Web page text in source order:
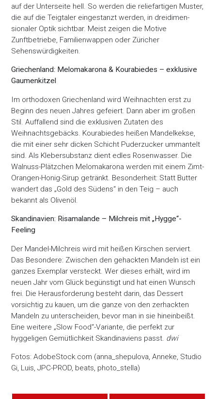
auf der Unterseite hell. So werden die reliefartigen Muster,
die auf die Teigtaler eingestanzt werden, in dreidimen-
sionaler Optik sichtbar. Meist zeigen die Motive
Zunftbetriebe, Familienwappen oder Züricher
Sehenswürdigkeiten.
Griechenland: Melomakarona & Kourabiedes – exklusive
Gaumenkitzel
Im orthodoxen Griechenland wird Weihnachten erst zu
Beginn des neuen Jahres gefeiert. Dann aber im großen
Stil. Auffallend sind die exklusiven Zutaten des
Weihnachtsgebäcks. Kourabiedes heißen Mandelkekse,
die mit einer sehr dicken Schicht Puderzucker ummantelt
sind. Als Klebersubstanz dient edles Rosenwasser. Die
Walnuss-Plätzchen Melomakarona werden mit einem Zimt-
Orangen-Honig-Sirup getränkt. Besonderheit: Statt Butter
wandert das „Gold des Südens“ in den Teig – auch
bekannt als Olivenöl.
Skandinavien: Risamalande – Milchreis mit „Hygge“-
Feeling
Der Mandel-Milchreis wird mit heißen Kirschen serviert.
Das Besondere: Zwischen den gehackten Mandeln ist ein
ganzes Exemplar versteckt. Wer dieses erhält, wird im
neuen Jahr vom Glück begünstigt und hat einen Wunsch
frei. Die Herausforderung besteht darin, das Dessert
vorsichtig zu kauen, um die ganze von den zerhackten
Mandeln zu unterscheiden, bevor man in sie hineinbeißt.
Eine weitere „Slow Food“-Variante, die perfekt zur
hyggeligen Gemütlichkeit Skandinaviens passt. dwi
Fotos: AdobeStock.com (anna_shepulova, Anneke, Studio
Gi, Luis, JPC-PROD, beats, photo_stella)